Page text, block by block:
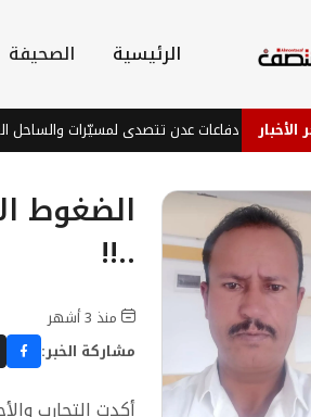
الرئيسية الصحيفة
الأخبار
دفاعات عدن تتصدى لمسيّرات والساحل الغربي
الضغوط
..!!
منذ 3 أشهر
مشاركة الخبر:
أكدت التجارب